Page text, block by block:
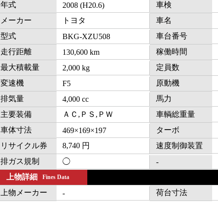
年式 2008 (H20.6) 車検
メーカー
トヨタ 車名
型式
BKG-XZU508 車台番号
走行距離
130,600 km 稼働時間
最大積載量
2,000 kg 定員数
変速機
F5 原動機
排気量
4,000 cc 馬力
主要装備
ＡＣ,ＰＳ,ＰＷ 車輌総重量
車体寸法
469×169×197 ターボ
リサイクル券
8,740 円 速度制御装置
排ガス規制
◯ -
上物詳細
Fines Data
上物メーカー - 荷台寸法